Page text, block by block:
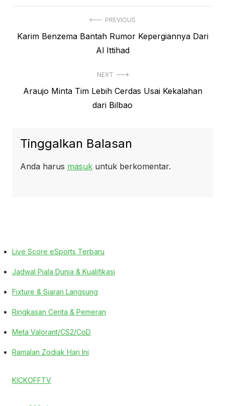
pos
PREVIOUS
Previous
Karim Benzema Bantah Rumor Kepergiannya Dari
Al Ittihad
NEXT
Next
Araujo Minta Tim Lebih Cerdas Usai Kekalahan
dari Bilbao
Tinggalkan Balasan
Anda harus masuk untuk berkomentar.
Live Score eSports Terbaru
Jadwal Piala Dunia & Kualifikasi
Fixture & Siaran Langsung
Ringkasan Cerita & Pemeran
Meta Valorant/CS2/CoD
Ramalan Zodiak Hari Ini
KICKOFFTV